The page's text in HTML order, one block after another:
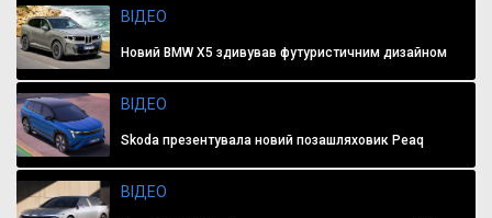
ВІДЕО
Новий BMW X5 здивував футуристичним дизайном
ВІДЕО
Skoda презентувала новий позашляховик Peaq
ВІДЕО